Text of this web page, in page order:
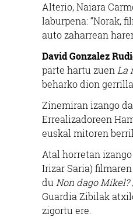
Alterio, Naiara
laburpena: “Norak,
auto zaharrean
David Gonzalez
parte hartu zuen La
beharko dion
Zinemiran izango
Errealizadoreen
euskal mitoren
Atal horretan
Irizar Saria)
du Non dago
Guardia Zibilak
zigortu ere.